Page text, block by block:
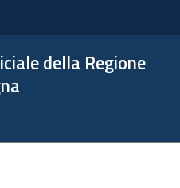
della Regione